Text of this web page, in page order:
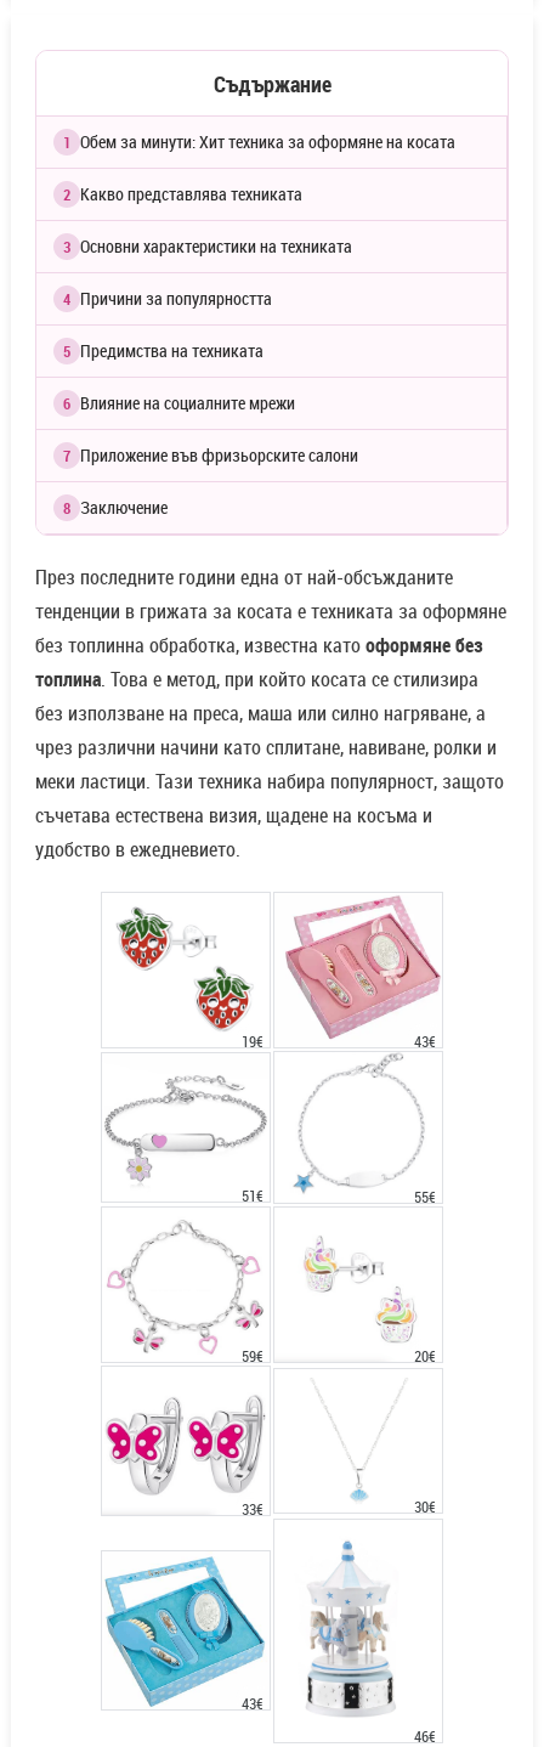
Съдържание
1 Обем за минути: Хит техника за оформяне на косата
2 Какво представлява техниката
3 Основни характеристики на техниката
4 Причини за популярността
5 Предимства на техниката
6 Влияние на социалните мрежи
7 Приложение във фризьорските салони
8 Заключение
През последните години една от най-обсъжданите
тенденции в грижата за косата е техниката за оформяне
без топлинна обработка, известна катооформяне без
топлина. Това е метод, при който косата се стилизира
без използване на преса, маша или силно нагряване, а
чрез различни начини като сплитане, навиване, ролки и
меки ластици. Тази техника набира популярност, защото
съчетава естествена визия, щадене на косъма и
удобство в ежедневието.
19€ 43€
51€ 55€
59€ 20€
33€ 30€
43€
46€